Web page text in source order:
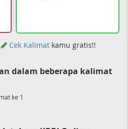
Cek Kalimat kamu gratis!!
dalam beberapa kalimat
ke 1